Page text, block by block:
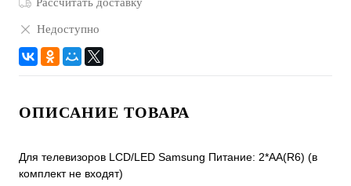
Недоступно
ОПИСАНИЕ ТОВАРА
Для телевизоров LCD/LED Samsung Питание: 2*АA(R6) (в
комплект не входят)